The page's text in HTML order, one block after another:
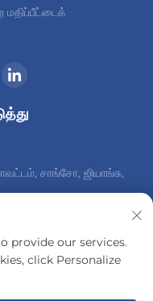
மதிப்பீட்டைக்
சாங்சோ, ஜியாங்சு,
provide our services.
click Personalize